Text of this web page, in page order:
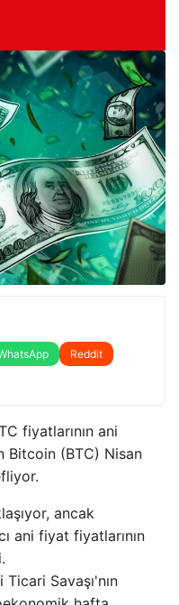
Reddit
fiyatlarının ani
Bitcoin (BTC) Nisan
ancak
ani fiyat fiyatlarının
Savaşı'nın